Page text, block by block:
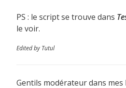
PS : le script se trouve dans
le voir.
Edited by Tutul
Gentils modérateur dans